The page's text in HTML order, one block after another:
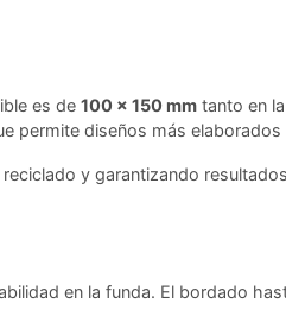
es de 100 x 150 mm tanto en
permite diseños más elaborados
y garantizando
en la funda. El bordado